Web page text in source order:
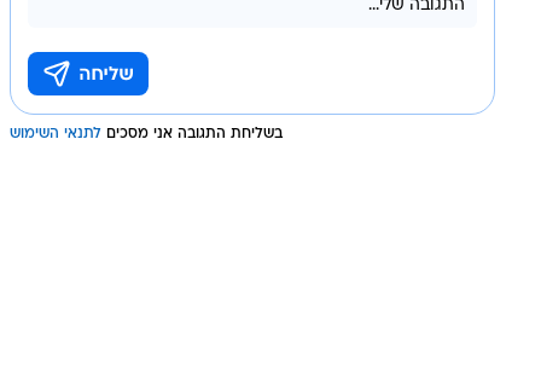
בשליחת התגובה אני מסכים לתנאי השימוש